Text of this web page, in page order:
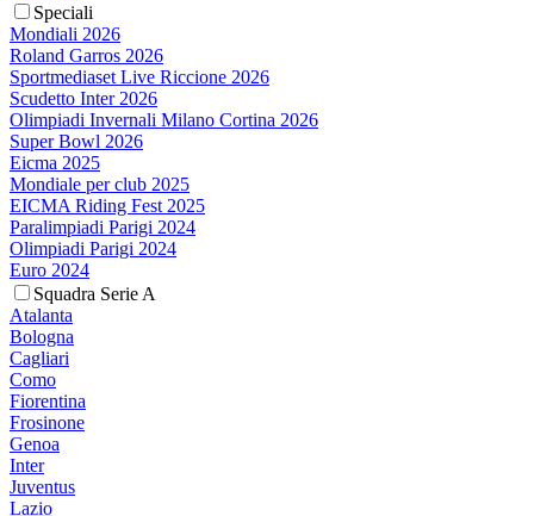
Speciali
Mondiali 2026
Roland Garros 2026
Sportmediaset Live Riccione 2026
Scudetto Inter 2026
Olimpiadi Invernali Milano Cortina 2026
Super Bowl 2026
Eicma 2025
Mondiale per club 2025
EICMA Riding Fest 2025
Paralimpiadi Parigi 2024
Olimpiadi Parigi 2024
Euro 2024
Squadra Serie A
Atalanta
Bologna
Cagliari
Como
Fiorentina
Frosinone
Genoa
Inter
Juventus
Lazio